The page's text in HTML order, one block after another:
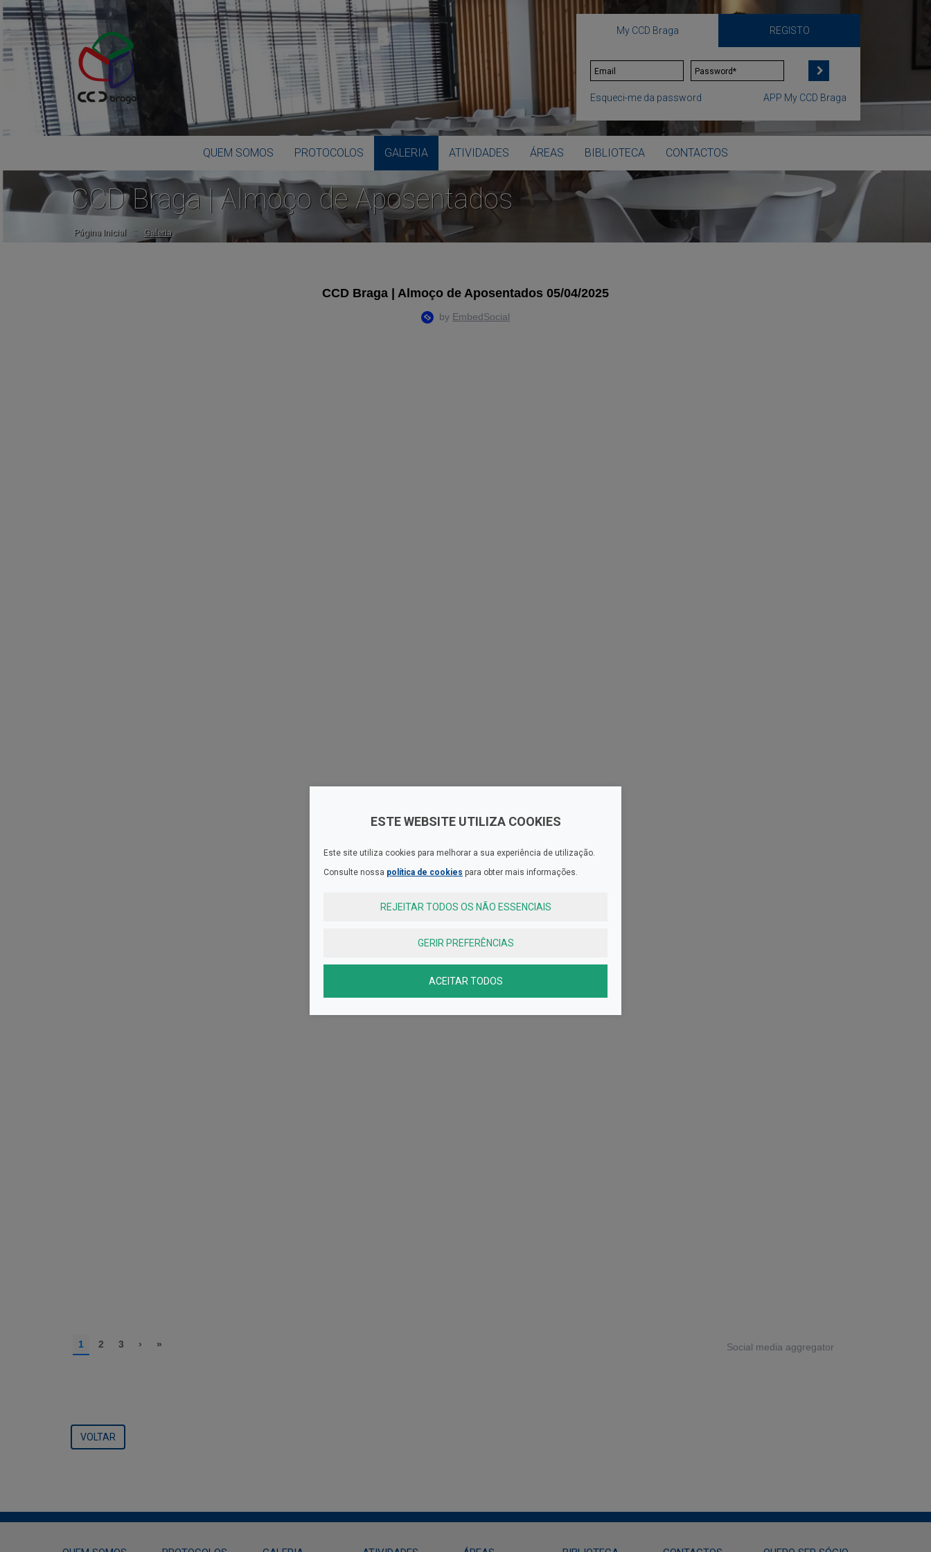
My CCD Braga REGISTO
Esqueci-me da password APP My CCD Braga
QUEM SOMOS PROTOCOLOS GALERIA ATIVIDADES ÁREAS BIBLIOTECA CONTACTOS
CCD Braga | Almoço de Aposentados
Página Inicial :: Galeria
Social media aggregator
VOLTAR
ESTE WEBSITE UTILIZA COOKIES
Este site utiliza cookies para melhorar a sua experiência de utilização.
Consulte nossa política de cookies para obter mais informações.
REJEITAR TODOS OS NÃO ESSENCIAIS
GERIR PREFERÊNCIAS
ACEITAR TODOS